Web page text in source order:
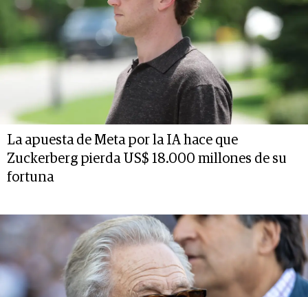
La apuesta de Meta por la IA hace que
Zuckerberg pierda US$ 18.000 millones de su
fortuna